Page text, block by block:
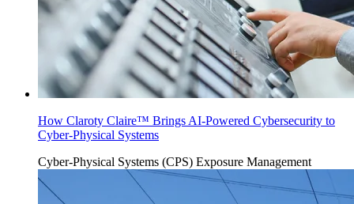
How Claroty Claire™ Brings AI-Powered Cybersecurity to
Cyber-Physical Systems
Cyber-Physical Systems (CPS) Exposure Management